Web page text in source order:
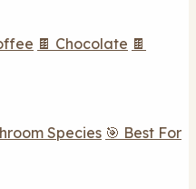
🍫 Chocolate 🍫
Species 🎯 Best For